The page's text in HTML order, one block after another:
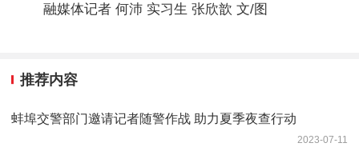
融媒体记者 何沛 实习生 张欣歆 文/图
推荐内容
蚌埠交警部门邀请记者随警作战 助力夏季夜查行动
2023-07-11